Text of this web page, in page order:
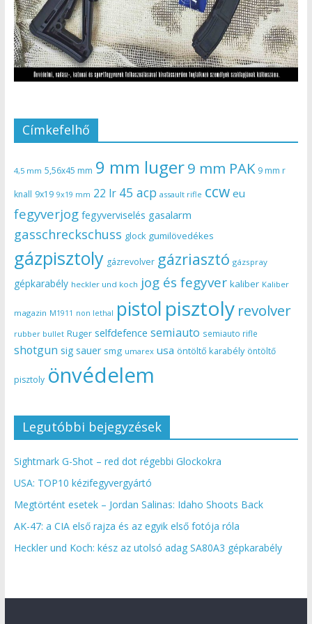
Címkefelhő
4,5 mm 5,56x45 mm 9 mm luger9 mm PAK 9 mm r
knall 9x19 9x19 mm 22 lr 45 acp assault rifle ccw eu
fegyverjog fegyverviselés gasalarm
gasschreckschuss glock gumilövedékes
gázpisztoly gázrevolver gázriasztó gázspray
gépkarabély heckler und koch jog és fegyver kaliber Kaliber
magazin M1911 non lethal pistol pisztoly revolver
rubber bullet Ruger selfdefence semiauto semiauto rifle
shotgun sig sauer smg umarex usa öntöltő karabély öntöltő
pisztoly önvédelem
Legutóbbi bejegyzések
Sightmark G-Shot – red dot régebbi Glockokra
USA: TOP10 kézifegyvergyártó
Megtörtént esetek – Jordan Salinas: Idaho Shoots Back
AK-47: a CIA első rajza és az egyik első fotója róla
Heckler und Koch: kész az utolsó adag SA80A3 gépkarabély